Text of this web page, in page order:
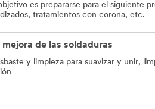
es prepararse para el siguiente
tratamientos con corona, etc.
de las soldaduras
y limpieza para suavizar y unir,